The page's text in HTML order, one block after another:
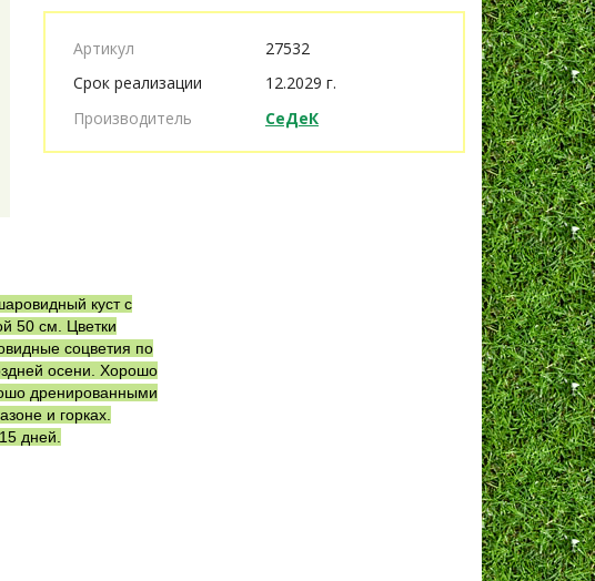
Артикул
27532
Срок реализации
12.2029 г.
Производитель
СеДеК
куст с
50 см. Цветки
соцветия по
осени. Хорошо
дренированными
и горках.
дней.